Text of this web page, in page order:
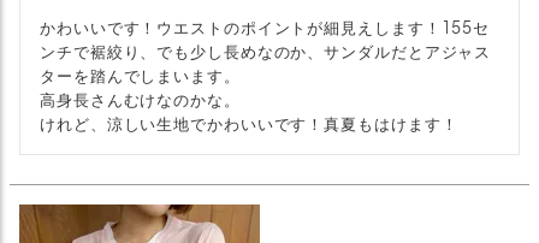
かわいいです！ウエストのポイントが細見えします！155セ
ンチで裾絞り、でも少し長めなのか、サンダルだとアジャス
ターを踏んでしまいます。
高身長さんむけなのかな。
けれど、涼しい生地でかわいいです！真夏もはけます！